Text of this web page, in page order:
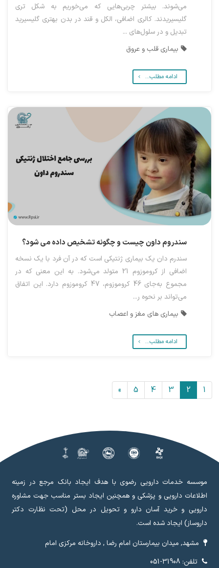
می‌شوند. بیشتر چربی‌هایی که می‌خوریم به شکل تری
گلیسیریدند. کالری اضافی، الکل و قند در بدن بهتری گلیسیرید
تبدیل و در سلول‌های ...
بیماری قلب و عروق
ادامه مطلب...
سندروم داون چیست و چگونه تشخیص داده می شود؟
سندرم دان یک بیماری ژنتیکی است که در آن فرد با یک نسخه
اضافی از کروموزوم 21 متولد می‌شود. به این معنی که در
مجموع به‌جای 46 کروموزوم، 47 کروموزوم دارد. این اتفاق
می‌تواند بر نحوه ر...
بیماری های مغز و اعصاب
ادامه مطلب...
1
2
3
4
5
»
موسسه خدمات دارویی رضوی با هدف ایجاد بانک مرجع در زمینه
اطلاعات دارویی و پزشکی و همچنین ایجاد بستر مناسب جهت مشاوره
دارویی و خرید آسان دارو و تحویل در محل (تحت نظارت دکتر
داروساز) ایجاد شده است.
مشهد, میدان بیمارستان امام رضا , داروخانه مرکزی امام
تلفن: 31908-051